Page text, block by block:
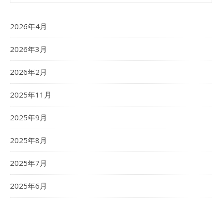
2026年4月
2026年3月
2026年2月
2025年11月
2025年9月
2025年8月
2025年7月
2025年6月